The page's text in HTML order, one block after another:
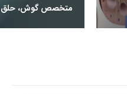
متخصص گوش، حلق